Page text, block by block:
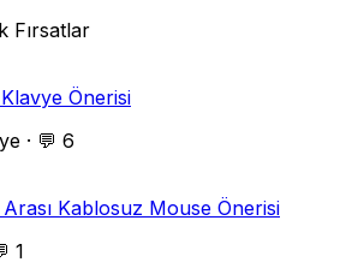
Fırsatlar
Önerisi
· 💬 6
Kablosuz Mouse Önerisi
1